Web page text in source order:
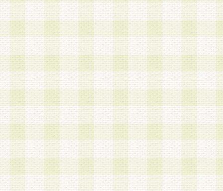
の使用に関しては、全て会員本人がその責任を負
3.会員は、当社から付与されたログインIDおよび
貸与、名義変更、売買その他形態を問わず第三者
ならないものとします。
4.当社は、会員によるログインIDおよびパスワー
盗用など第三者の利用に伴う損害の発生について
き事由の有無、その他原因の如何を問わず、一切
のとします。
第5条 会員の登録情報
1.当社は、会員の登録情報に含まれる氏名・住所
アドレス等会員個人を識別できる情報を当社が別
シーポリシー
」に基づき適切に取り扱うものとし
は、当該個人情報を以下の各号に定める目的に利